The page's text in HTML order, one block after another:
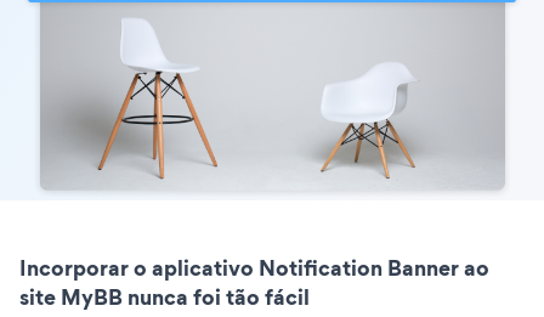
Incorporar o aplicativo Notification Banner ao
site MyBB nunca foi tão fácil